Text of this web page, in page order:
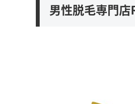
男性脱毛専門